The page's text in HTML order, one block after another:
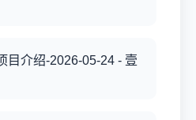
目介绍-2026-05-24 - 壹